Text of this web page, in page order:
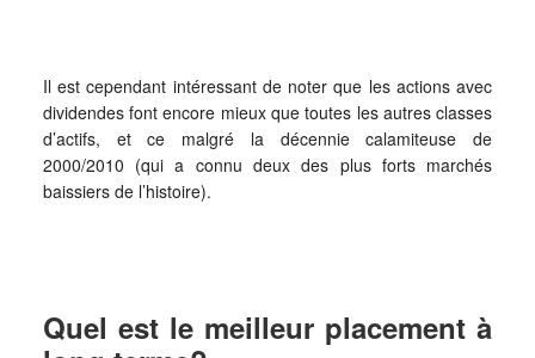
Il est cependant intéressant de noter que les actions avec
dividendes font encore mieux que toutes les autres classes
d’actifs, et ce malgré la décennie calamiteuse de
2000/2010 (qui a connu deux des plus forts marchés
baissiers de l’histoire).
Quel est le meilleur placement à